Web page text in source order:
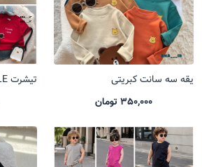
یقه سه سانت کبریتی
350,000 تومان
تیشرت SMILE